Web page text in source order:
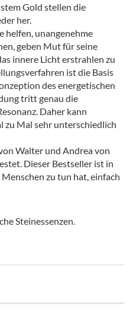
Gold stellen die
her.
unangenehme
geben Mut für seine
innere Licht erstrahlen zu
ist die Basis
des energetischen
tritt genau die
Daher kann
zu Mal sehr unterschiedlich
Walter und Andrea von
Dieser Bestseller ist in
zu tun hat, einfach
Steinessenzen.